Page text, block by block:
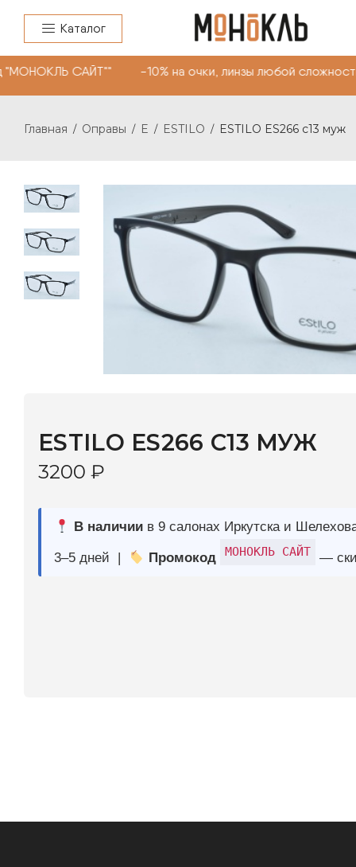
Каталог
САЙТ"" -10% на очки, линзы любой
Главная / Оправы / E / ESTILO / ESTILO ES266 с13 муж
ESTILO ES266 С13 МУЖ
В наличиив 9 салонах Иркутска и Шелехова |
3–5 дней |